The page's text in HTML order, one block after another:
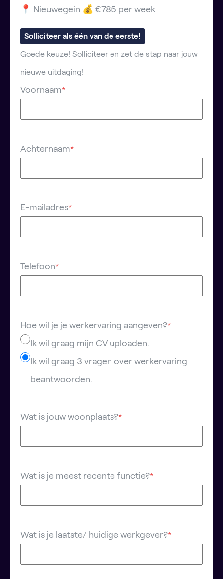
📍 Nieuwegein 💰 €785 per week
Solliciteer als één van de eerste!
Goede keuze! Solliciteer en zet de stap naar jouw
nieuwe uitdaging!
Voornaam*
Achternaam*
E-mailadres*
Telefoon*
Hoe wil je je werkervaring aangeven?*
Ik wil graag mijn CV uploaden.
Ik wil graag 3 vragen over werkervaring
beantwoorden.
Wat is jouw woonplaats?*
Wat is je meest recente functie?*
Wat is je laatste/ huidige werkgever?*